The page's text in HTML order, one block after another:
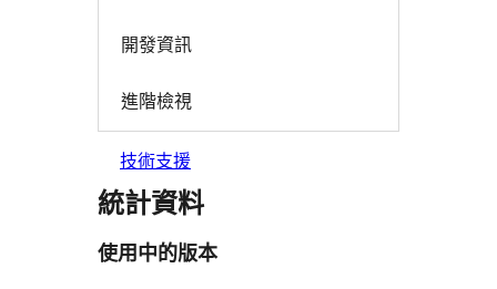
開發資訊
進階檢視
技術支援
統計資料
使用中的版本